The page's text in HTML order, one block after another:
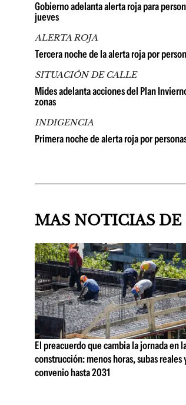
Gobierno adelanta alerta roja para
jueves
ALERTA ROJA
Tercera noche de la alerta roja por
SITUACIÓN DE CALLE
Mides adelanta acciones del Plan
zonas
INDIGENCIA
Primera noche de alerta roja por
MAS NOTICIAS
El preacuerdo que cambia la jornada en
construcción: menos horas, subas reales
convenio hasta 2031